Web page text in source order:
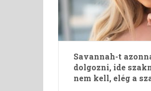
Savannah-t
dolgozni, ide
nem kell, elég a